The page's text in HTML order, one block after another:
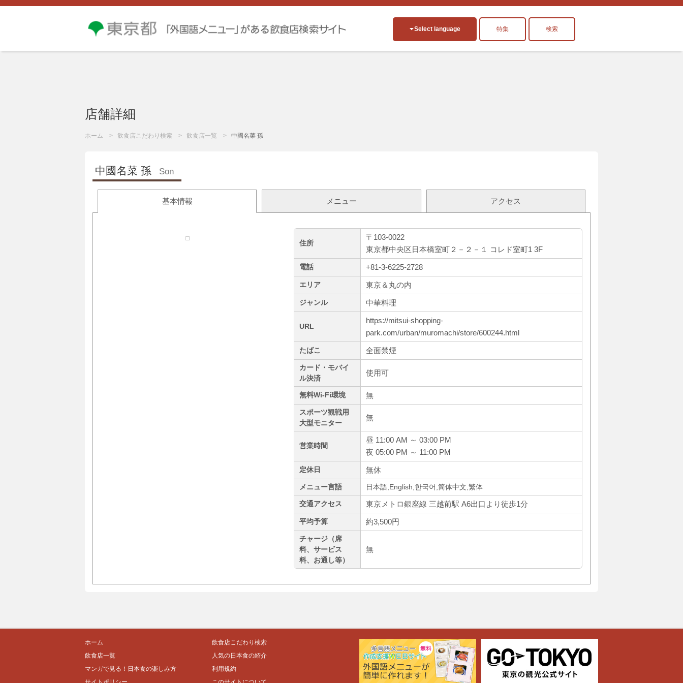
Select language 特集 検索
店舗詳細
ホーム 飲食店こだわり検索 飲食店一覧 中國名菜 孫
中國名菜 孫 Son
基本情報 メニュー アクセス
住所
〒103-0022
東京都中央区日本橋室町２－２－１ コレド室町1 3F
電話 +81-3-6225-2728
エリア 東京＆丸の内
ジャンル 中華料理
URL
https://mitsui-shopping-
park.com/urban/muromachi/store/600244.html
たばこ 全面禁煙
カード・モバイ
ル決済
使用可
無料Wi-Fi環境 無
スポーツ観戦用
大型モニター
無
営業時間
昼 11:00 AM ～ 03:00 PM
夜 05:00 PM ～ 11:00 PM
定休日 無休
メニュー言語 日本語,English,한국어,简体中文,繁体
交通アクセス 東京メトロ銀座線 三越前駅 A6出口より徒歩1分
平均予算 約3,500円
チャージ（席
料、サービス
料、お通し等）
無
ホーム
飲食店こだわり検索
飲食店一覧
人気の日本食の紹介
マンガで見る！日本食の楽しみ方
利用規約